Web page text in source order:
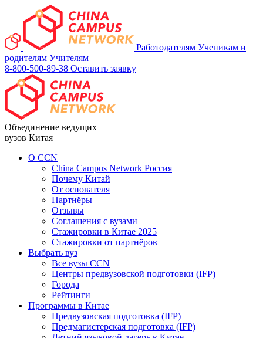
Работодателям Ученикам и
родителям Учителям
8-800-500-89-38 Оставить заявку
Объединение ведущих
вузов Китая
О ССN
China Campus Network Россия
Почему Китай
От основателя
Партнёры
Отзывы
Соглашения с вузами
Стажировки в Китае 2025
Стажировки от партнёров
Выбрать вуз
Все вузы CCN
Центры предвузовской подготовки (IFP)
Города
Рейтинги
Программы в Китае
Предвузовская подготовка (IFP)
Предмагистерская подготовка (IFP)